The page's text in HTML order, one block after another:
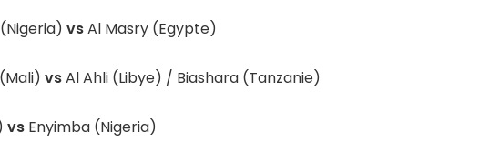
vsAl Masry (Egypte)
vsAl Ahli (Libye) / Biashara (Tanzanie)
vs Enyimba (Nigeria)